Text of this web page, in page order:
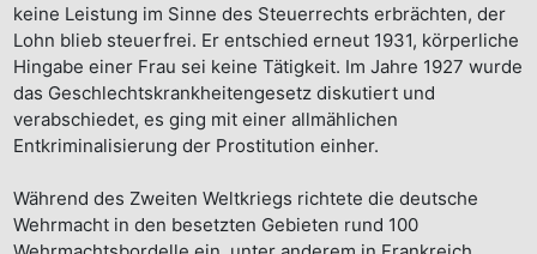
keine Leistung im Sinne des Steuerrechts erbrächten, der
Lohn blieb steuerfrei. Er entschied erneut 1931, körperliche
Hingabe einer Frau sei keine Tätigkeit. Im Jahre 1927 wurde
das Geschlechtskrankheitengesetz diskutiert und
verabschiedet, es ging mit einer allmählichen
Entkriminalisierung der Prostitution einher.
Während des Zweiten Weltkriegs richtete die deutsche
Wehrmacht in den besetzten Gebieten rund 100